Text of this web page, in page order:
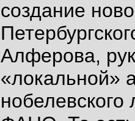
создание
Алферова,
«локальной»